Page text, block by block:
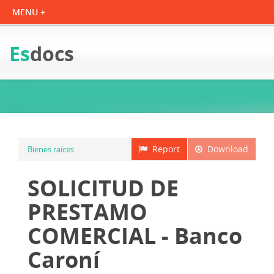
Esdocs
Download
Report
Bienes raíces
SOLICITUD DE
PRESTAMO
COMERCIAL - Banco
Caroní